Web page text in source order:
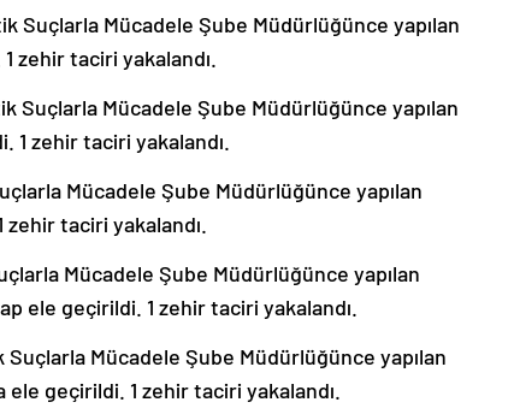
Suçlarla Mücadele Şube Müdürlüğünce yapılan
zehir taciri yakalandı.
Suçlarla Mücadele Şube Müdürlüğünce yapılan
1 zehir taciri yakalandı.
Mücadele Şube Müdürlüğünce yapılan
taciri yakalandı.
Mücadele Şube Müdürlüğünce yapılan
ele geçirildi. 1 zehir taciri yakalandı.
Mücadele Şube Müdürlüğünce yapılan
geçirildi. 1 zehir taciri yakalandı.